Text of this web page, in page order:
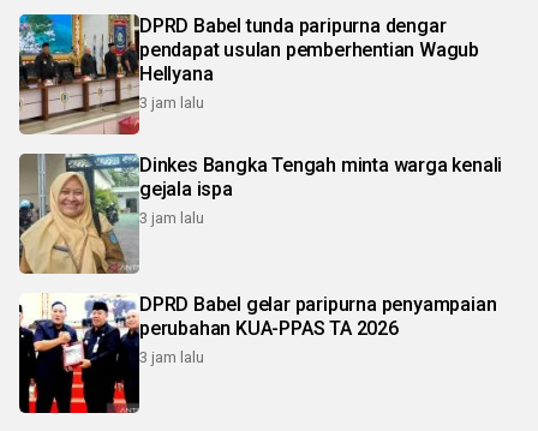
DPRD Babel tunda paripurna dengar
pendapat usulan pemberhentian Wagub
Hellyana
3 jam lalu
Dinkes Bangka Tengah minta warga kenali
gejala ispa
3 jam lalu
DPRD Babel gelar paripurna penyampaian
perubahan KUA-PPAS TA 2026
3 jam lalu